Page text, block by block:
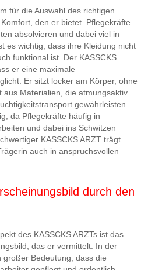
für die Auswahl des richtigen
Komfort, den er bietet. Pflegekräfte
absolvieren und dabei viel in
es wichtig, dass ihre Kleidung nicht
funktional ist. Der KASSCKS
er eine maximale
Er sitzt locker am Körper, ohne
aus Materialien, die atmungsaktiv
gewährleisten.
da Pflegekräfte häufig in
und dabei ins Schwitzen
KASSCKS ARZT trägt
auch in anspruchsvollen
durch den
des KASSCKS ARZTs ist das
das er vermittelt. In der
großer Bedeutung, dass die